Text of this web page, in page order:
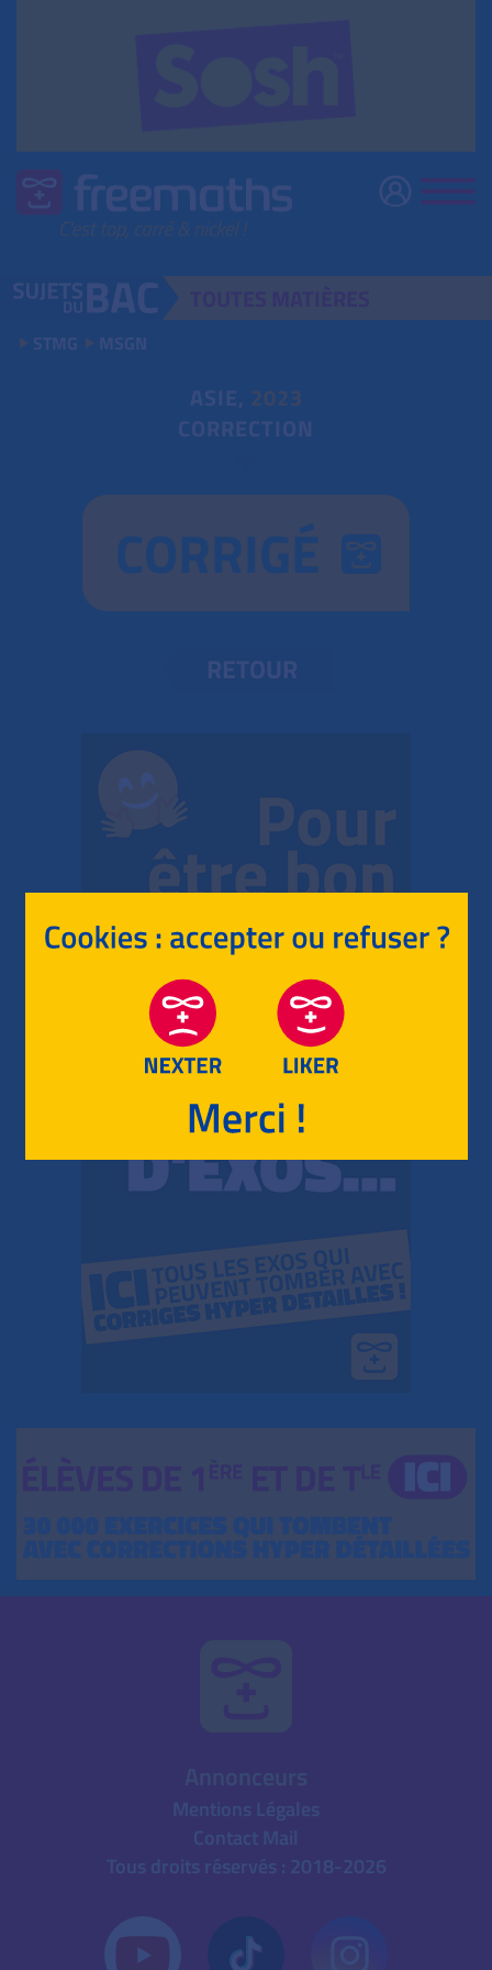
STMG MSGN
ASIE, 2023
CORRECTION
CORRIGÉ
RETOUR
Mentions Légales
Contact Mail
Tous droits réservés : 2018-2026